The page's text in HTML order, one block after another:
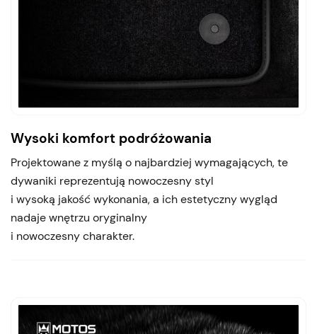
Wysoki komfort podróżowania
Projektowane z myślą o najbardziej wymagających, te
dywaniki reprezentują nowoczesny styl
i wysoką jakość wykonania, a ich estetyczny wygląd
nadaje wnętrzu oryginalny
i nowoczesny charakter.